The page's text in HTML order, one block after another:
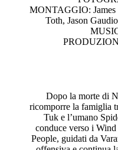
MONTAGGIO: James
Toth, Jason
Dopo la morte di
ricomporre la famiglia
Tuk e l’umano
conduce verso i
People, guidati da